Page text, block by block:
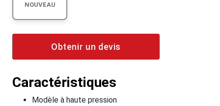
NOUVEAU
Obtenir un devis
Caractéristiques
Modèle à haute pression